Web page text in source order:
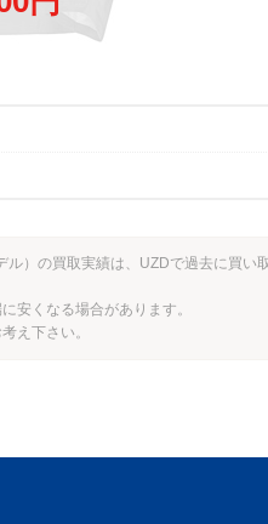
）の買取実績は、UZDで過去に買い
安くなる場合があります。
え下さい。